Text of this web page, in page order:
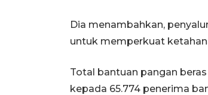
Dia menambahkan,
untuk memperkuat
Total bantuan pangan
kepada 65.774 penerima